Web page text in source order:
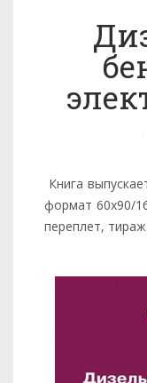
Книга
формат 60х90/
переплет,